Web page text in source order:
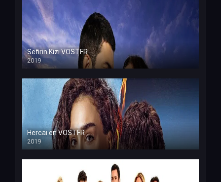
Sefirin Kizi VOSTFR
2019
Hercai en VOSTFR
2019